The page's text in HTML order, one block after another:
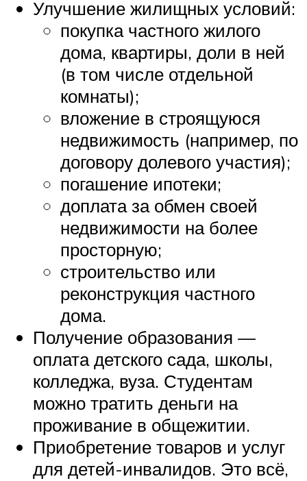
Улучшение жилищных условий:
покупка частного жилого
дома, квартиры, доли в ней
(в том числе отдельной
комнаты);
вложение в строящуюся
недвижимость (например, по
договору долевого участия);
погашение ипотеки;
доплата за обмен своей
недвижимости на более
просторную;
строительство или
реконструкция частного
дома.
Получение образования —
оплата детского сада, школы,
колледжа, вуза. Студентам
можно тратить деньги на
проживание в общежитии.
Приобретение товаров и услуг
для детей-инвалидов. Это всё,